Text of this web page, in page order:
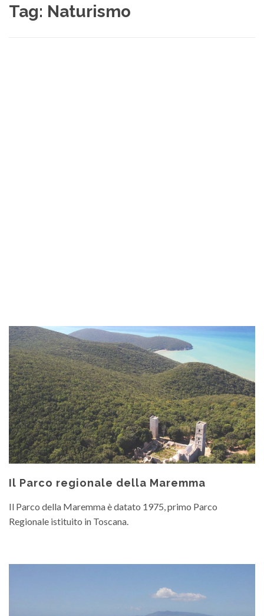
Tag: Naturismo
Il Parco regionale della Maremma
Il Parco della Maremma è datato 1975, primo Parco
Regionale istituito in Toscana.